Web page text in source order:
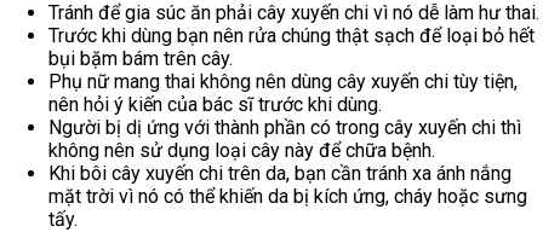
Tránh để gia súc ăn phải cây xuyến chi vì nó dễ làm hư thai.
Trước khi dùng bạn nên rửa chúng thật sạch để loại bỏ hết
bụi bặm bám trên cây.
Phụ nữ mang thai không nên dùng cây xuyến chi tùy tiện,
nên hỏi ý kiến của bác sĩ trước khi dùng.
Người bị dị ứng với thành phần có trong cây xuyến chi thì
không nên sử dụng loại cây này để chữa bệnh.
Khi bôi cây xuyến chi trên da, bạn cần tránh xa ánh nắng
mặt trời vì nó có thể khiến da bị kích ứng, cháy hoặc sưng
tấy.